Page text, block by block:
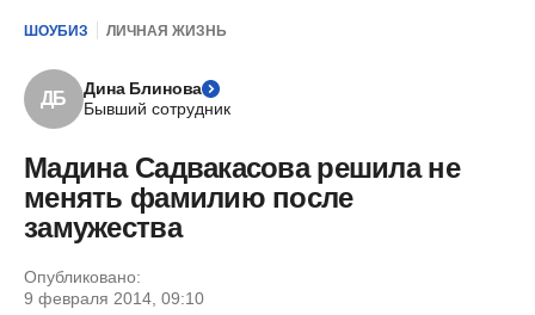
ШОУБИЗ ЛИЧНАЯ ЖИЗНЬ
ДБ
Дина Блинова
Бывший сотрудник
Мадина Садвакасова решила не
менять фамилию после
замужества
Опубликовано:
9 февраля 2014, 09:10